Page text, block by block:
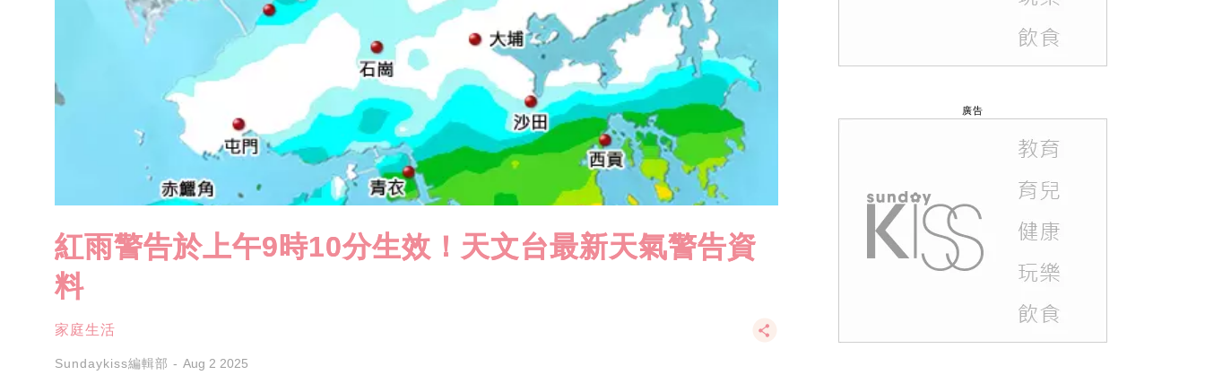
紅雨警告於上午9時10分生效！天文台最新天氣警告資
料
家庭生活
Sundaykiss編輯部 Aug 2 2025
廣告